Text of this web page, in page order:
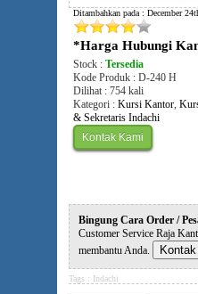
Ditambahkan pada : December
*Harga Hubungi
Stock : Tersedia
Kode Produk : D-240 H
Dilihat : 754 kali
Kategori : Kursi Kantor,
& Sekretaris Indachi
Kontak Kami
Bingung Cara Order /
Customer Service Raja
membantu Anda.
Tags : Indachi